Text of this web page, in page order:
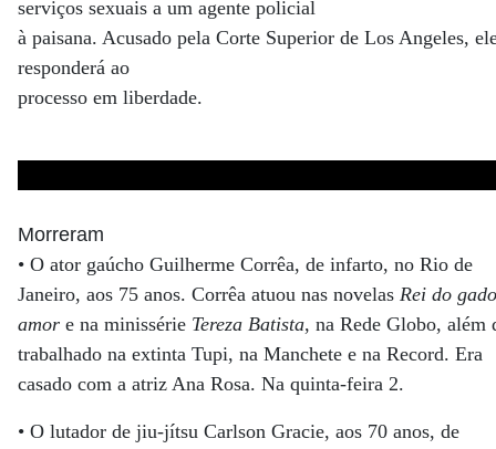
serviços sexuais a um agente policial
à paisana. Acusado pela Corte Superior de Los Angeles,
responderá ao
processo em liberdade.
Morreram
• O ator gaúcho Guilherme Corrêa, de infarto, no Rio de
Janeiro, aos 75 anos. Corrêa atuou nas novelas Rei do gado
amor e na minissérie Tereza Batista, na Rede Globo, além
trabalhado na extinta Tupi, na Manchete e na Record. Era
casado com a atriz Ana Rosa. Na quinta-feira 2.
• O lutador de jiu-jítsu Carlson Gracie, aos 70 anos, de